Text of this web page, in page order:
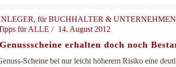
, für BUCHHALTER &
für ALLE 14. August 2012
erhalten doch noch
Scheine bei nur leicht höherem Risiko eine